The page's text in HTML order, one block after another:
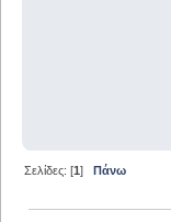
Σελίδες: [1]Πάνω